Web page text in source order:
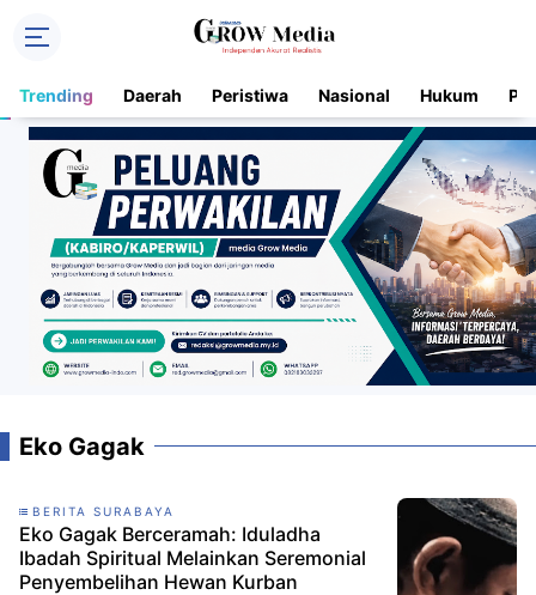
Trending Daerah Peristiwa Nasional Hukum
Eko Gagak
BERITA SURABAYA
Eko Gagak Berceramah: Iduladha
Ibadah Spiritual Melainkan Seremonial
Penyembelihan Hewan Kurban